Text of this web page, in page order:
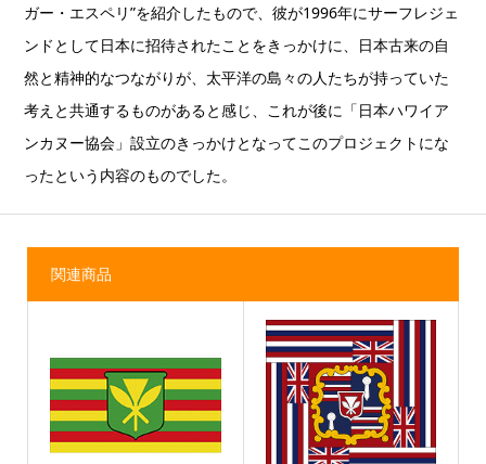
ガー・エスペリ”を紹介したもので、彼が1996年にサーフレジェ
ンドとして日本に招待されたことをきっかけに、日本古来の自
然と精神的なつながりが、太平洋の島々の人たちが持っていた
考えと共通するものがあると感じ、これが後に「日本ハワイア
ンカヌー協会」設立のきっかけとなってこのプロジェクトにな
ったという内容のものでした。
関連商品